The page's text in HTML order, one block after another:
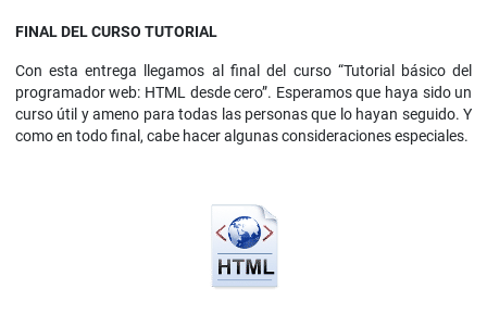
FINAL DEL CURSO TUTORIAL
Con esta entrega llegamos al final del curso “Tutorial básico del
programador web: HTML desde cero”. Esperamos que haya sido un
curso útil y ameno para todas las personas que lo hayan seguido. Y
como en todo final, cabe hacer algunas consideraciones especiales.